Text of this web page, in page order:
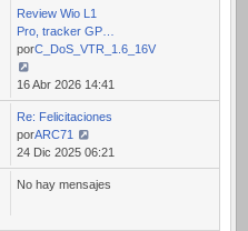
Review Wio L1
Pro, tracker GP…
porC_DoS_VTR_1.6_16V
Ver
último
mensaje
16 Abr 2026 14:41
Re: Felicitaciones
porARC71
Ver
último
mensaje
24 Dic 2025 06:21
No hay mensajes